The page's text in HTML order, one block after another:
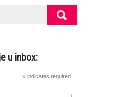
u inbox:
* indicates required